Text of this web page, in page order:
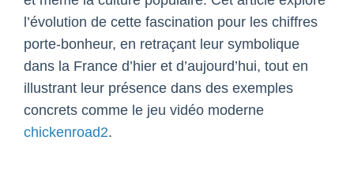
l’évolution de cette fascination pour les chiffres
porte-bonheur, en retraçant leur symbolique
dans la France d’hier et d’aujourd’hui, tout en
illustrant leur présence dans des exemples
concrets comme le jeu vidéo moderne
chickenroad2.